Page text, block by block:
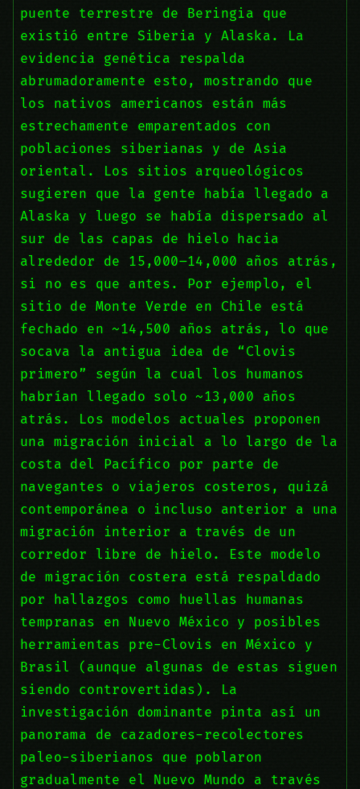
puente terrestre de Beringia que
existió entre Siberia y Alaska. La
evidencia genética respalda
abrumadoramente esto, mostrando que
los nativos americanos están más
estrechamente emparentados con
poblaciones siberianas y de Asia
oriental. Los sitios arqueológicos
sugieren que la gente había llegado a
Alaska y luego se había dispersado al
sur de las capas de hielo hacia
alrededor de 15,000–14,000 años atrás,
si no es que antes. Por ejemplo, el
sitio de Monte Verde en Chile está
fechado en ~14,500 años atrás, lo que
socava la antigua idea de “Clovis
primero” según la cual los humanos
habrían llegado solo ~13,000 años
atrás. Los modelos actuales proponen
una migración inicial a lo largo de la
costa del Pacífico por parte de
navegantes o viajeros costeros, quizá
contemporánea o incluso anterior a una
migración interior a través de un
corredor libre de hielo. Este modelo
de migración costera está respaldado
por hallazgos como huellas humanas
tempranas en Nuevo México y posibles
herramientas pre-Clovis en México y
Brasil (aunque algunas de estas siguen
siendo controvertidas). La
investigación dominante pinta así un
panorama de cazadores-recolectores
paleo-siberianos que poblaron
gradualmente el Nuevo Mundo a través